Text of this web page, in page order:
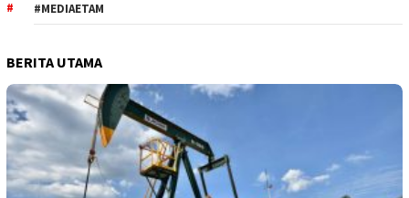
#MEDIAETAM
BERITA UTAMA